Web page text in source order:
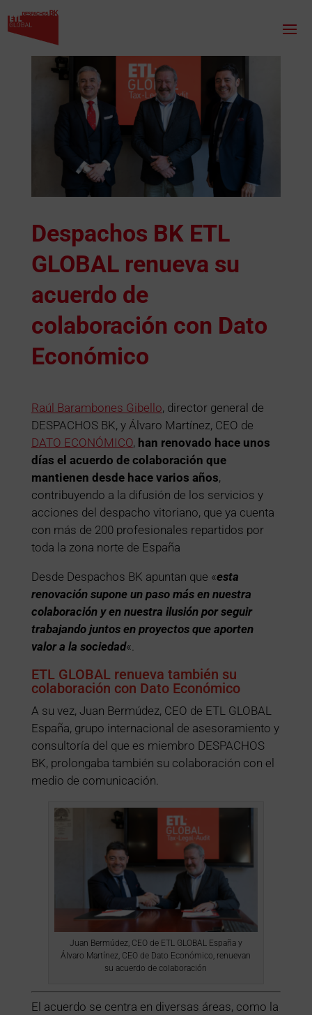
Despachos BK ETL
GLOBAL renueva su
acuerdo de
colaboración con Dato
Económico
Raúl Barambones Gibello, director general de
DESPACHOS BK, y Álvaro Martínez, CEO de
DATO ECONÓMICO, han renovado hace unos
días el acuerdo de colaboración que
mantienen desde hace varios años,
contribuyendo a la difusión de los servicios y
acciones del despacho vitoriano, que ya cuenta
con más de 200 profesionales repartidos por
toda la zona norte de España
Desde Despachos BK apuntan que «esta
renovación supone un paso más en nuestra
colaboración y en nuestra ilusión por seguir
trabajando juntos en proyectos que aporten
valor a la sociedad«.
ETL GLOBAL renueva también su
colaboración con Dato Económico
A su vez, Juan Bermúdez, CEO de ETL GLOBAL
España, grupo internacional de asesoramiento y
consultoría del que es miembro DESPACHOS
BK, prolongaba también su colaboración con el
medio de comunicación.
Juan Bermúdez, CEO de ETL GLOBAL España y
Álvaro Martínez, CEO de Dato Económico, renuevan
su acuerdo de colaboración
El acuerdo se centra en diversas áreas, como la